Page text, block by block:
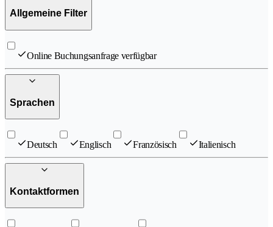
Allgemeine Filter
Online Buchungsanfrage verfügbar
Sprachen
Deutsch Englisch Französisch Italienisch
Kontaktformen